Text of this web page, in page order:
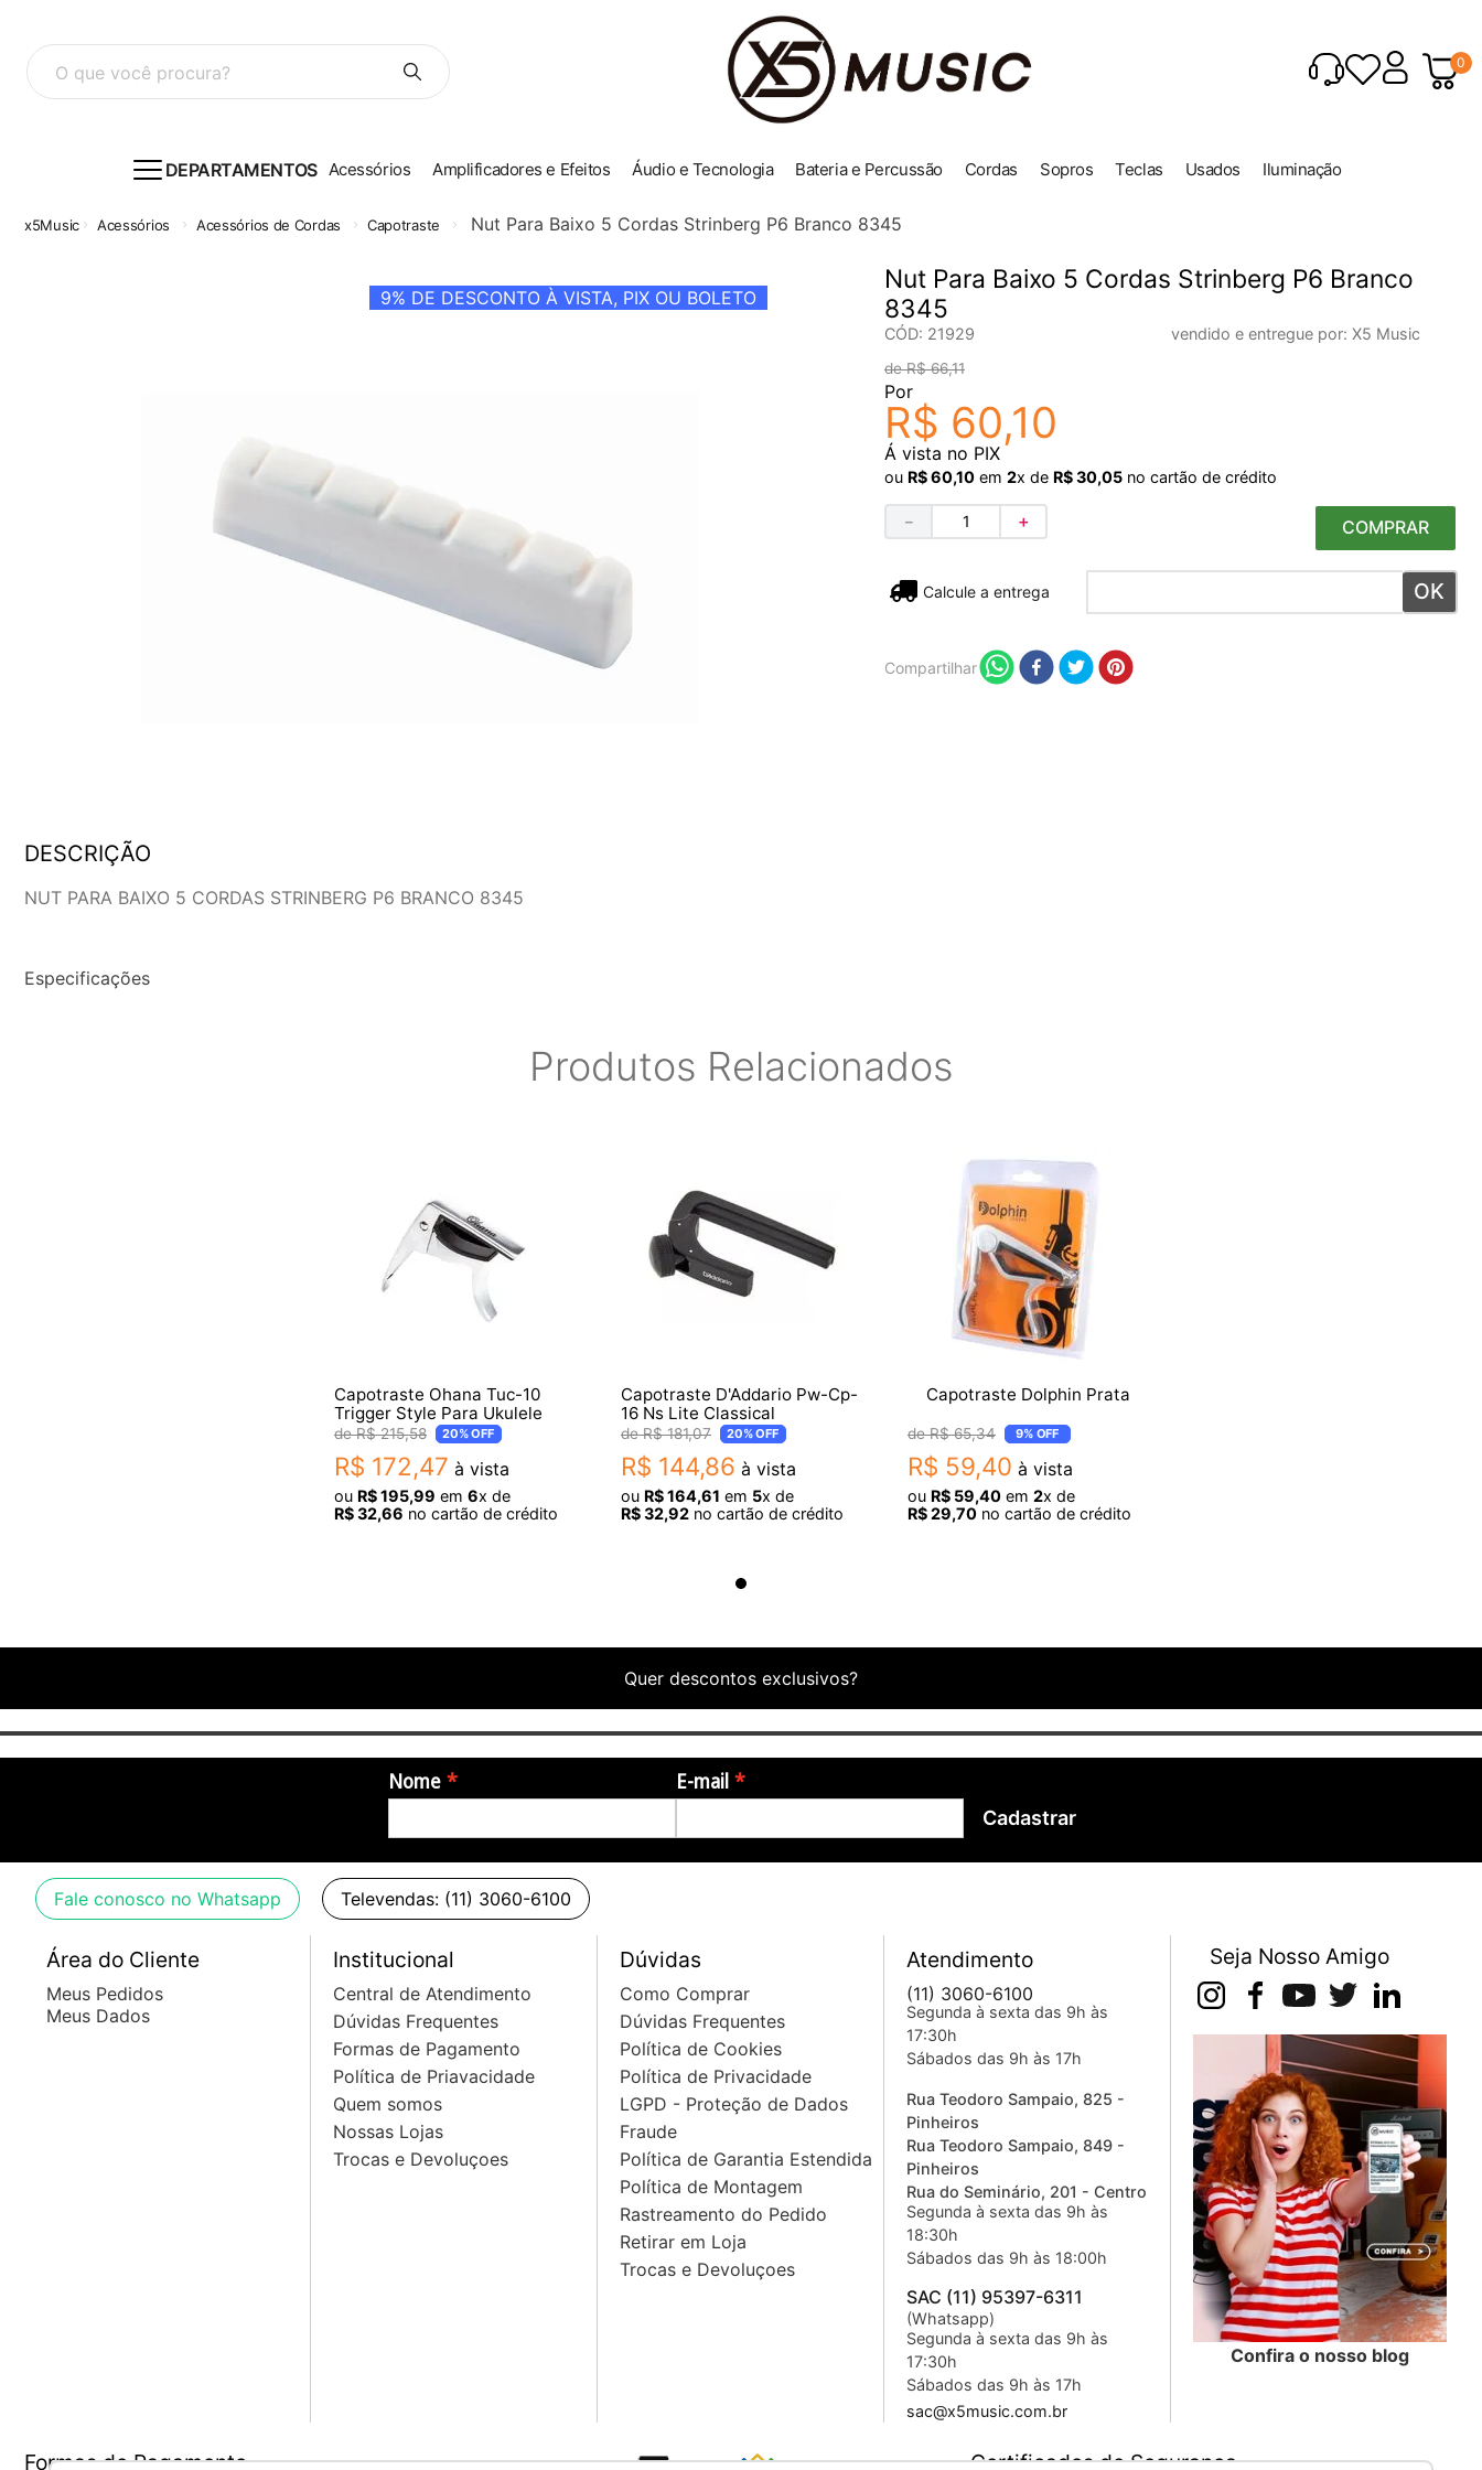
O que você procura? 0
DEPARTAMENTOS Acessórios Amplificadores e Efeitos Áudio e Tecnologia Bateria e Percussão Cordas Sopros Teclas Usados Iluminação
Acessórios Acessórios de Cordas Capotraste Nut Para Baixo 5 Cordas Strinberg P6 Branco 8345
9% DE DESCONTO À VISTA, PIX OU BOLETO
Nut Para Baixo 5 Cordas Strinberg P6 Branco
8345
CÓD: 21929 vendido e entregue por: X5 Music
R$ 66,11
Por
R$ 60,10
Á vista no PIX
ou R$60,10 em 2x de R$30,05 no cartão de crédito
＋
－ COMPRAR
Não sei meu CEP
Compartilhar
DESCRIÇÃO
NUT PARA BAIXO 5 CORDAS STRINBERG P6 BRANCO 8345
Especificações
Produtos Relacionados
Capotraste Ohana Tuc-10
Trigger Style Para Ukulele
R$ 215,58 20%OFF
R$ 172,47 à vista
ou R$195,99 em 6x de
R$32,66 no cartão de crédito
Capotraste D'Addario Pw-Cp-
16 Ns Lite Classical
R$ 181,07 20%OFF
R$ 144,86 à vista
ou R$164,61 em 5x de
R$32,92 no cartão de crédito
Capotraste Dolphin Prata
R$ 65,34 9%OFF
R$ 59,40 à vista
ou R$ 59,40 em 2x de
R$29,70 no cartão de crédito
Quer descontos exclusivos?
Nome E-mail
Cadastrar
Fale conosco no Whatsapp Televendas: (11) 3060-6100
Área do Cliente
Meus Pedidos
Meus Dados
Institucional
Central de Atendimento
Dúvidas Frequentes
Formas de Pagamento
Política de Priavacidade
Quem somos
Nossas Lojas
Trocas e Devoluçoes
Dúvidas
Como Comprar
Dúvidas Frequentes
Política de Cookies
Política de Privacidade
LGPD - Proteção de Dados
Fraude
Política de Garantia Estendida
Política de Montagem
Rastreamento do Pedido
Retirar em Loja
Trocas e Devoluçoes
Atendimento
(11) 3060-6100
Segunda à sexta das 9h às
17:30h
Sábados das 9h às 17h
Rua Teodoro Sampaio, 825 -
Pinheiros
Rua Teodoro Sampaio, 849 -
Pinheiros
Rua do Seminário, 201 - Centro
Segunda à sexta das 9h às
18:30h
Sábados das 9h às 18:00h
SAC (11) 95397-6311
(Whatsapp)
Segunda à sexta das 9h às
17:30h
Sábados das 9h às 17h
sac@x5music.com.br
Seja Nosso Amigo
Confira o nosso blog
Formas de Pagamento Certificados de Segurança